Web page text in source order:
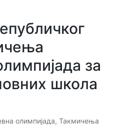
за
школа
олимпијада, Такмичења